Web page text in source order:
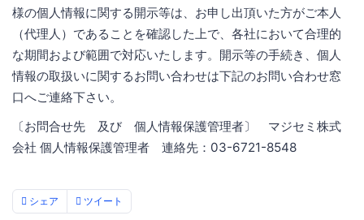
様の個人情報に関する開示等は、お申し出頂いた方がご本人
（代理人）であることを確認した上で、各社において合理的
な期間および範囲で対応いたします。開示等の手続き、個人
情報の取扱いに関するお問い合わせは下記のお問い合わせ窓
口へご連絡下さい。
〔お問合せ先 及び 個人情報保護管理者〕 マジセミ株式
会社 個人情報保護管理者 連絡先：03-6721-8548
シェア ツイート